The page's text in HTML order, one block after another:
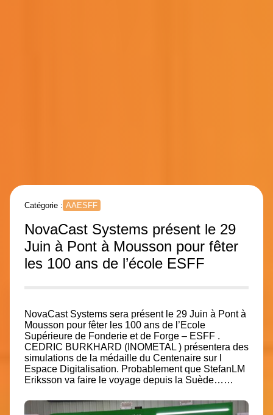
Catégorie : AAESFF
NovaCast Systems présent le 29
Juin à Pont à Mousson pour fêter
les 100 ans de l’école ESFF
NovaCast Systems sera présent le 29 Juin à Pont à
Mousson pour fêter les 100 ans de l’Ecole
Supérieure de Fonderie et de Forge – ESFF .
CEDRIC BURKHARD ( INOMETAL ) présentera des
simulations de la médaille du Centenaire sur l
Espace Digitalisation. Probablement que StefanLM
Eriksson va faire le voyage depuis la Suède……